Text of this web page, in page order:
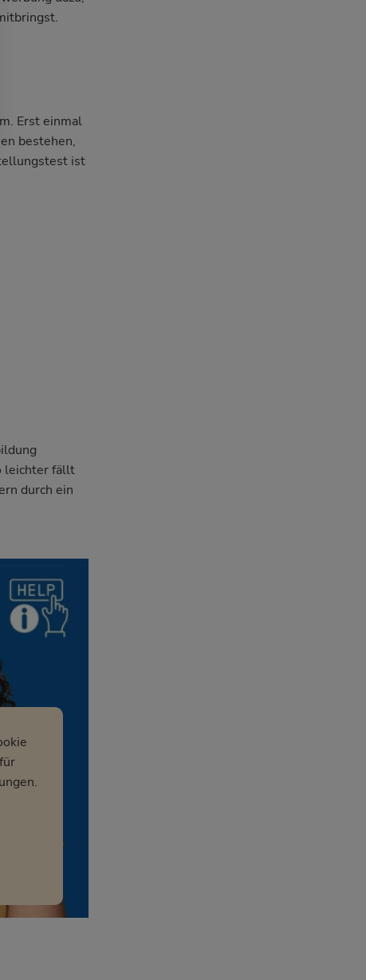
Erst einmal
bestehen,
ist
leichter fällt
durch ein